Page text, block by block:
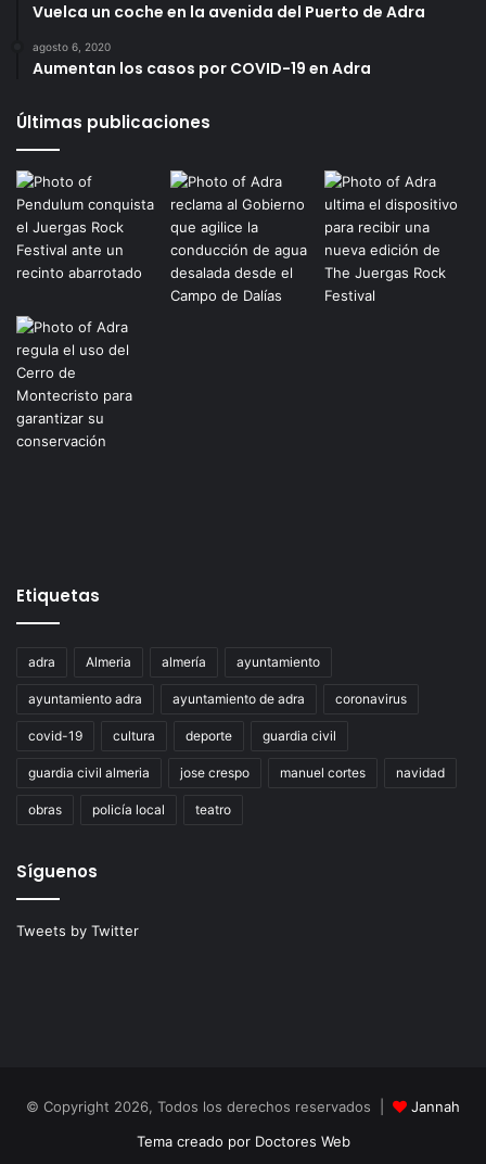
Vuelca un coche en la avenida del Puerto de Adra
agosto 6, 2020
Aumentan los casos por COVID-19 en Adra
Últimas publicaciones
Etiquetas
adra Almeria almería ayuntamiento
ayuntamiento adra ayuntamiento de adra coronavirus
covid-19 cultura deporte guardia civil
guardia civil almeria jose crespo manuel cortes navidad
obras policía local teatro
Síguenos
Tweets by Twitter
© Copyright 2026, Todos los derechos reservados |
Jannah
Tema creado por Doctores Web